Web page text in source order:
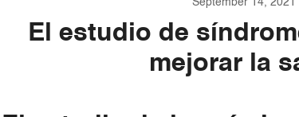
September 14, 2021
El estudio de
mejorar la